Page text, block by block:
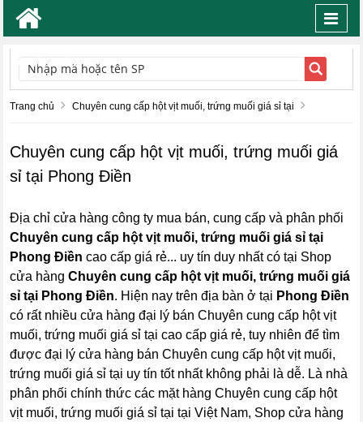
TÌM KIẾM
Trang chủ Chuyên cung cấp hột vịt muối, trứng muối giá sỉ tại
Chuyên cung cấp hột vịt muối, trứng muối giá
sỉ tại Phong Điền
Địa chỉ cửa hàng công ty mua bán, cung cấp và phân phối
Chuyên cung cấp hột vịt muối, trứng muối giá sỉ tại
Phong Điền cao cấp giá rẻ... uy tín duy nhất có tại Shop
cửa hàngChuyên cung cấp hột vịt muối, trứng muối giá
sỉ tại Phong Điền. Hiện nay trên địa bàn ở tại Phong Điền
có rất nhiều cửa hàng đại lý bán Chuyên cung cấp hột vịt
muối, trứng muối giá sỉ tại cao cấp giá rẻ, tuy nhiên để tìm
được đại lý cửa hàng bán Chuyên cung cấp hột vịt muối,
trứng muối giá sỉ tại uy tín tốt nhất không phải là dễ. Là nhà
phân phối chính thức các mặt hàng Chuyên cung cấp hột
vịt muối, trứng muối giá sỉ tại tại Việt Nam, Shop cửa hàng